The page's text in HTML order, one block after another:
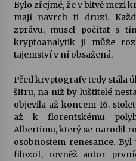
Letní koncerty
22. 7. 2026
Vysočinka
17. 7. 2026
Ozvěny
14. 7. 2026
Bylo zřejmé, že v bitvě mezi
mají navrch ti druzí.
zprávu, musel počítat s
kryptoanalytik ji může
tajemství v ní obsažená.
Před kryptografy tedy stála
šifru, na niž by luštitelé
objevila až koncem 16.
až k florentskému
Albertimu, který se narodil
osobnostem renesance.
filozof, rovněž autor